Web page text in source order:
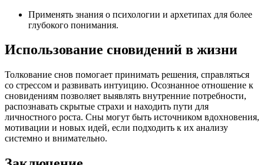
Применять знания о психологии и архетипах для более
глубокого понимания.
Использование сновидений в жизни
Толкование снов помогает принимать решения, справляться
со стрессом и развивать интуицию. Осознанное отношение к
сновидениям позволяет выявлять внутренние потребности,
распознавать скрытые страхи и находить пути для
личностного роста. Сны могут быть источником вдохновения,
мотивации и новых идей, если подходить к их анализу
системно и внимательно.